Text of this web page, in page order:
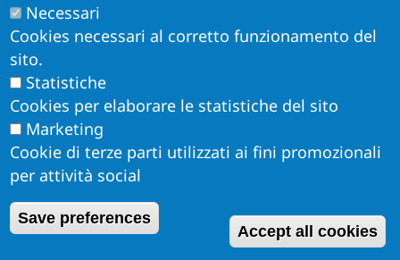
Obiettivi di Accessibilità per l'anno 2026
Dichiarazione di Accessibilità
Info Accessibilità e meccanismo di feedback
Necessari
Cookies necessari al corretto funzionamento del
sito.
Statistiche
Cookies per elaborare le statistiche del sito
Marketing
Cookie di terze parti utilizzati ai fini promozionali
per attività social
Save preferences
Accept all cookies